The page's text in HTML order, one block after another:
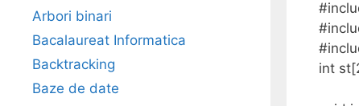
int
Arbori binari
Bacalaureat Informatica
Backtracking
Baze de date